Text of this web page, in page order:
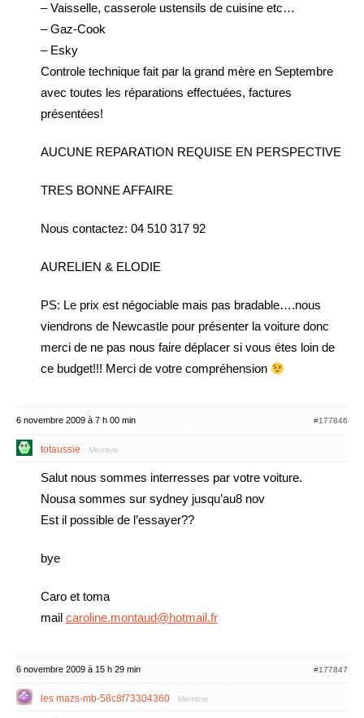
– Vaisselle, casserole ustensils de cuisine etc…
– Gaz-Cook
– Esky
Controle technique fait par la grand mère en Septembre
avec toutes les réparations effectuées, factures
présentées!
AUCUNE REPARATION REQUISE EN PERSPECTIVE
TRES BONNE AFFAIRE
Nous contactez: 04 510 317 92
AURELIEN & ELODIE
PS: Le prix est négociable mais pas bradable….nous
viendrons de Newcastle pour présenter la voiture donc
merci de ne pas nous faire déplacer si vous étes loin de
ce budget!!! Merci de votre compréhension
6 novembre 2009 à 7 h 00 min #177846
totaussie Membre
Salut nous sommes interresses par votre voiture.
Nousa sommes sur sydney jusqu’au8 nov
Est il possible de l’essayer??
bye
Caro et toma
mail caroline.montaud@hotmail.fr
6 novembre 2009 à 15 h 29 min #177847
les mazs-mb-58c8f73304360 Membre